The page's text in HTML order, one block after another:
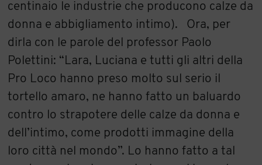
centinaio le industrie che producono calze da
donna e abbigliamento intimo). Ora, per
dirla con le parole del professor Paolo
Polettini: “Lara, Luciana e tutti gli altri della
Pro Loco hanno preso molto sul serio il
tortello amaro, ne hanno fatto un baluardo
contro lo strapotere delle calze da donna e
dell’intimo, come prodotti immagine della
loro città nel mondo”. Lo hanno fatto a tal